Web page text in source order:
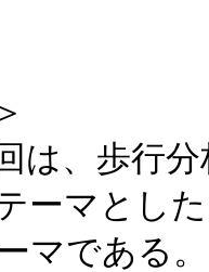
は、歩行
ーマとし
マである